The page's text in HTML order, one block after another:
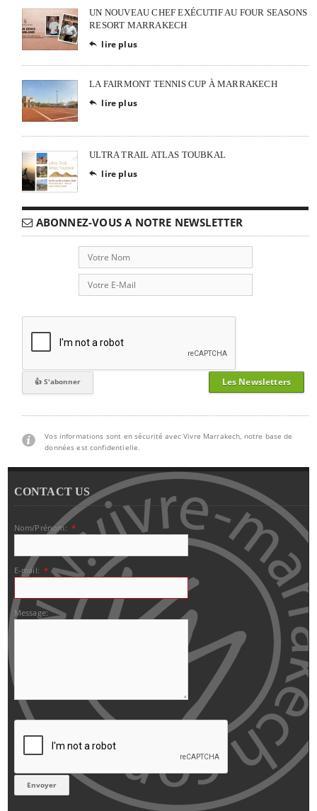
UN NOUVEAU CHEF EXÉCUTIF AU FOUR SEASONS
RESORT MARRAKECH
 lire plus
LA FAIRMONT TENNIS CUP À MARRAKECH
 lire plus
ULTRA TRAIL ATLAS TOUBKAL
 lire plus
ABONNEZ-VOUS A NOTRE NEWSLETTER
Les Newsletters
Vos informations sont en sécurité avec Vivre Marrakech, notre base de
données est confidentielle.
CONTACT US
Nom/Prénom: *
E-mail: *
Message: